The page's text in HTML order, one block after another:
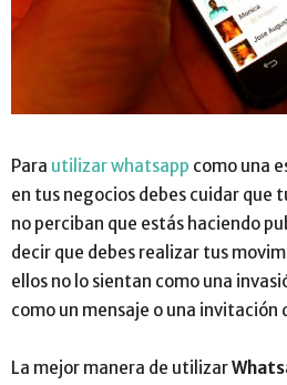
Para utilizar whatsapp como una
en tus negocios debes cuidar que
no perciban que estás haciendo
decir que debes realizar tus
ellos no lo sientan como una
como un mensaje o una invitación
La mejor manera de utilizar